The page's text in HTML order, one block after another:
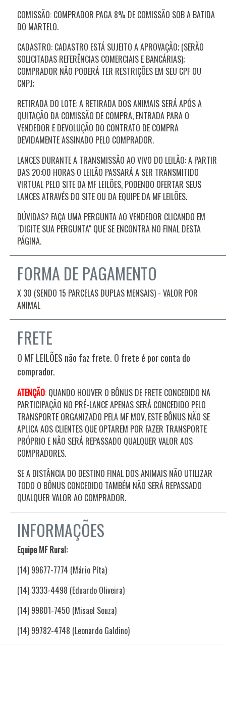
COMISSÃO: COMPRADOR PAGA 8% DE COMISSÃO SOB A BATIDA
DO MARTELO.
CADASTRO: CADASTRO ESTÁ SUJEITO A APROVAÇÃO; (SERÃO
SOLICITADAS REFERÊNCIAS COMERCIAIS E BANCÁRIAS);
COMPRADOR NÃO PODERÁ TER RESTRIÇÕES EM SEU CPF OU
CNPJ;
RETIRADA DO LOTE: A RETIRADA DOS ANIMAIS SERÁ APÓS A
QUITAÇÃO DA COMISSÃO DE COMPRA, ENTRADA PARA O
VENDEDOR E DEVOLUÇÃO DO CONTRATO DE COMPRA
DEVIDAMENTE ASSINADO PELO COMPRADOR.
LANCES DURANTE A TRANSMISSÃO AO VIVO DO LEILÃO: A PARTIR
DAS 20:00 HORAS O LEILÃO PASSARÁ A SER TRANSMITIDO
VIRTUAL PELO SITE DA MF LEILÕES, PODENDO OFERTAR SEUS
LANCES ATRAVÉS DO SITE OU DA EQUIPE DA MF LEILÕES.
DÚVIDAS? FAÇA UMA PERGUNTA AO VENDEDOR CLICANDO EM
"DIGITE SUA PERGUNTA" QUE SE ENCONTRA NO FINAL DESTA
PÁGINA.
FORMA DE PAGAMENTO
X 30 (SENDO 15 PARCELAS DUPLAS MENSAIS) - VALOR POR
ANIMAL
FRETE
O MF LEILÕES não faz frete. O frete é por conta do
comprador.
ATENÇÃO: QUANDO HOUVER O BÔNUS DE FRETE CONCEDIDO NA
PARTICIPAÇÃO NO PRÉ-LANCE APENAS SERÁ CONCEDIDO PELO
TRANSPORTE ORGANIZADO PELA MF MOV, ESTE BÔNUS NÃO SE
APLICA AOS CLIENTES QUE OPTAREM POR FAZER TRANSPORTE
PRÓPRIO E NÃO SERÁ REPASSADO QUALQUER VALOR AOS
COMPRADORES.
SE A DISTÂNCIA DO DESTINO FINAL DOS ANIMAIS NÃO UTILIZAR
TODO O BÔNUS CONCEDIDO TAMBÉM NÃO SERÁ REPASSADO
QUALQUER VALOR AO COMPRADOR.
INFORMAÇÕES
Equipe MF Rural:
(14) 99677-7774 (Mário Píta)
(14) 3333-4498 (Eduardo Oliveira)
(14) 99801-7450 (Misael Souza)
(14) 99782-4748 (Leonardo Galdino)